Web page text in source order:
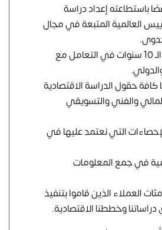
باستطاعته إعداد دراسة
العالمية المتبعة في مجال
لدينا خبرة تتجاوز الـ 10 سنوات في التعامل مع
حقول الدراسة الاقتصادية
والفني والتسويقي
التي نعتمد عليها في
في جمع المعلومات
العملاء الذين قاموا بتنفيذ
وخططنا الاقتصادية.